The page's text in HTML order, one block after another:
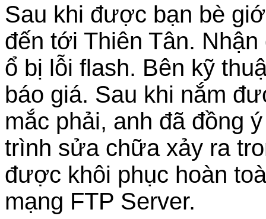
Sau khi được bạn bè
đến tới Thiên Tân.
ổ bị lỗi flash. Bên kỹ
báo giá. Sau khi nắm
mắc phải, anh đã đồng
trình sửa chữa xảy ra
được khôi phục hoàn
mạng FTP Server.